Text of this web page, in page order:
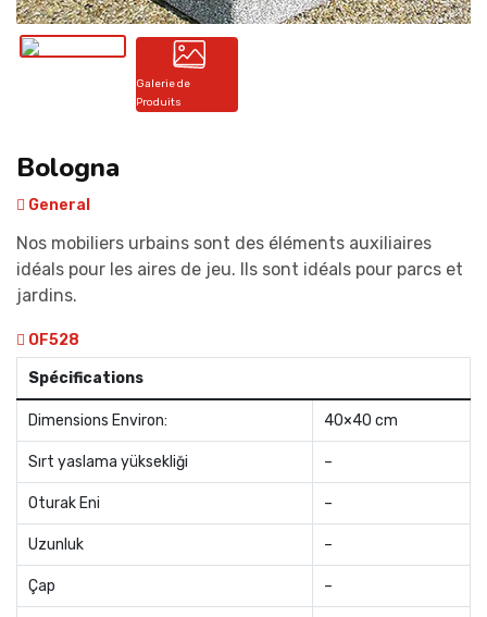
Galerie de
Produits
Bologna
General
Nos mobiliers urbains sont des éléments auxiliaires
idéals pour les aires de jeu. Ils sont idéals pour parcs et
jardins.
OF528
Spécifications
Dimensions Environ: 40×40 cm
Sırt yaslama yüksekliği –
Oturak Eni –
Uzunluk –
Çap –